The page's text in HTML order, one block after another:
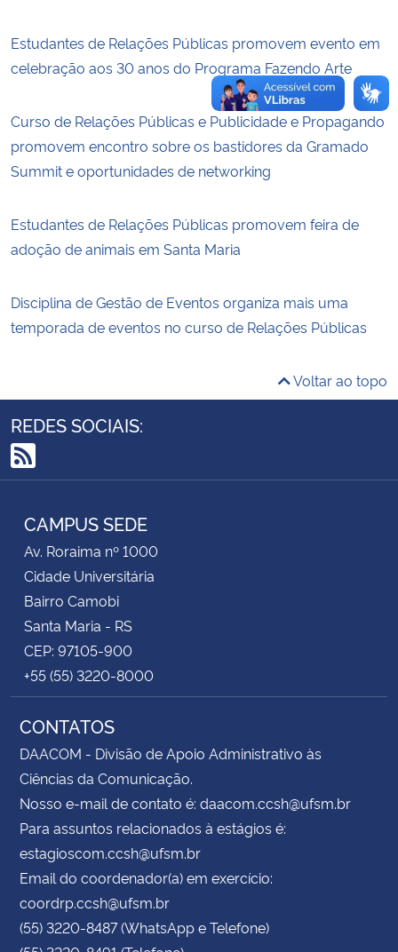
Estudantes de Relações Públicas promovem evento em
celebração aos 30 anos do Programa Fazendo Arte
Curso de Relações Públicas e Publicidade e Propagando
promovem encontro sobre os bastidores da Gramado
Summit e oportunidades de networking
Estudantes de Relações Públicas promovem feira de
adoção de animais em Santa Maria
Disciplina de Gestão de Eventos organiza mais uma
temporada de eventos no curso de Relações Públicas
Voltar ao topo
REDES SOCIAIS:
RSS
CAMPUS SEDE
Av. Roraima nº 1000
Cidade Universitária
Bairro Camobi
Santa Maria - RS
CEP: 97105-900
+55 (55) 3220-8000
CONTATOS
DAACOM - Divisão de Apoio Administrativo às
Ciências da Comunicação.
Nosso e-mail de contato é: daacom.ccsh@ufsm.br
Para assuntos relacionados à estágios é:
estagioscom.ccsh@ufsm.br
Email do coordenador(a) em exercício:
coordrp.ccsh@ufsm.br
(55) 3220-8487 (WhatsApp e Telefone)